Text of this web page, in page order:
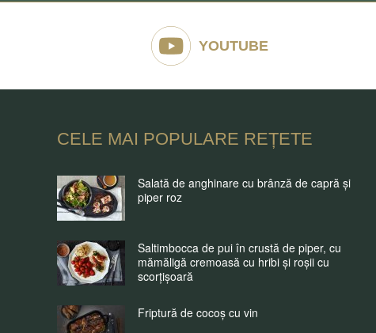
YOUTUBE
CELE MAI POPULARE REȚETE
Salată de anghinare cu brânză de capră și
piper roz
Saltimbocca de pui în crustă de piper, cu
mămăligă cremoasă cu hribi și roșii cu
scorțișoară
Friptură de cocoș cu vin